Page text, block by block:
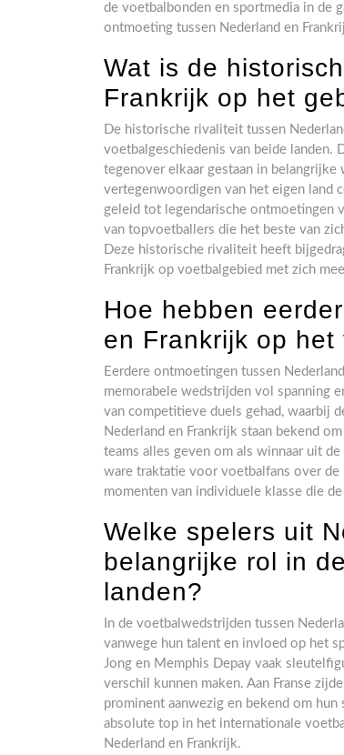
de voetbalbonden en sportmedia in de
ontmoeting tussen Nederland en
Wat is de
Frankrijk op het
De historische rivaliteit tussen
voetbalgeschiedenis van beide landen.
tegenover elkaar gestaan in
vertegenwoordigen van het eigen land
geleid tot legendarische ontmoetingen
van topvoetballers die het beste van
Deze historische rivaliteit heeft
Frankrijk op voetbalgebied met zich
Hoe hebben
en Frankrijk op
Eerdere ontmoetingen tussen
memorabele wedstrijden vol spanning
van competitieve duels gehad, waarbij
Nederland en Frankrijk staan bekend
teams alles geven om als winnaar uit
ware traktatie voor voetbalfans over
momenten van individuele klasse die
Welke spelers uit
belangrijke rol in
landen?
In de voetbalwedstrijden tussen
vanwege hun talent en invloed op het
Jong en Memphis Depay vaak
verschil kunnen maken. Aan Franse
prominent aanwezig en bekend om
absolute top in het internationale
Nederland en Frankrijk.